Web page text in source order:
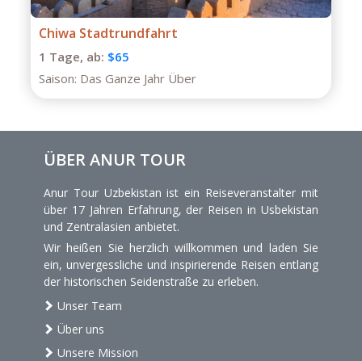
Private Tour durch Buchara
1 Tage,ab: $75
Saison:Das Ganze Jahr
ÜBER ANUR TOUR
Anur Tour Uzbekistan ist ein Reiseveranstalter mit
über 17 Jahren Erfahrung, der Reisen in Usbekistan
und Zentralasien anbietet.
Wir heißen Sie herzlich willkommen und laden Sie
ein, unvergessliche und inspirierende Reisen entlang
der historischen Seidenstraße zu erleben.
Unser Team
Über uns
Unsere Mission